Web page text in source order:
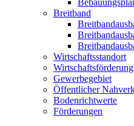
Breitband
Wirtschaftsstandort
Wirtschaftsförderung
Gewerbegebiet
Öffentlicher
Bodenrichtwerte
Förderungen